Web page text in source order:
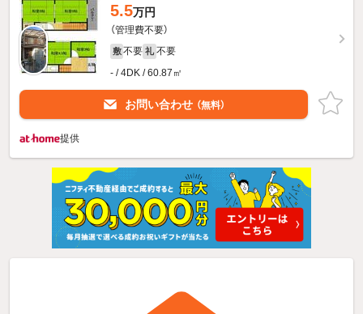
5.5万円
（管理費不要）
敷 不要 礼 不要
- / 4DK / 60.87㎡
お問い合わせ （無料）
提供